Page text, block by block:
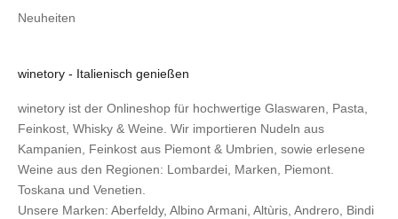
Neuheiten
winetory - Italienisch genießen
winetory ist der Onlineshop für hochwertige Glaswaren, Pasta,
Feinkost, Whisky & Weine. Wir importieren Nudeln aus
Kampanien, Feinkost aus Piemont & Umbrien, sowie erlesene
Weine aus den Regionen: Lombardei, Marken, Piemont.
Toskana und Venetien.
Unsere Marken: Aberfeldy, Albino Armani Altùris Andrero Bindi